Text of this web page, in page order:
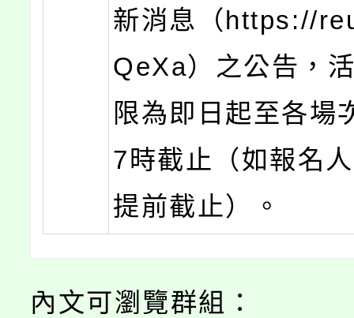
新消息（https://
QeXa）之公告，
限為即日起至各場
7時截止（如報名
提前截止）。
內文可瀏覽群組：